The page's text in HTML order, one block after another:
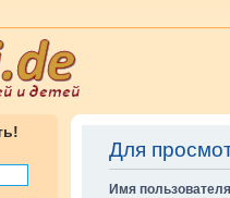
Для
Имя